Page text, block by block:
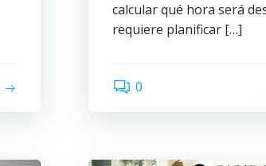
calcular qué hora será
requiere planificar […]
0